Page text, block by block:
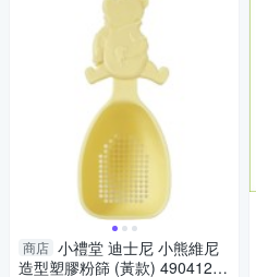
商店 小禮堂 迪士尼 小熊維尼
造型塑膠粉篩 (黃款) 4904121-